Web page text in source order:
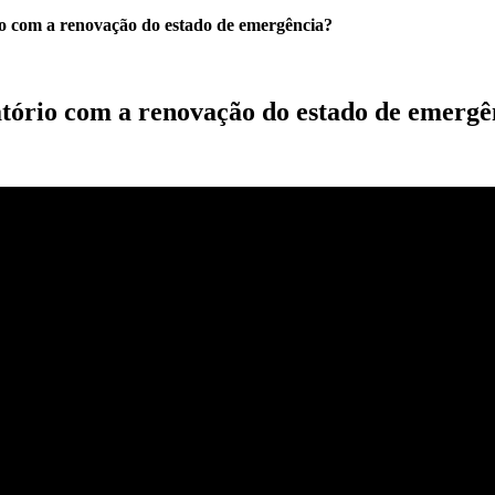
a renovação do estado de emergência?
com a renovação do estado de